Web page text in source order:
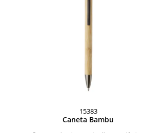
15383
Caneta Bambu